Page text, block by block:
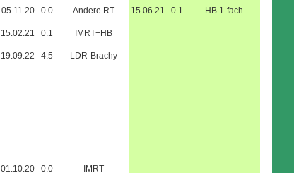
05.11.20 0.0 Andere RT 15.06.21 0.1 HB 1-fach
15.02.21 0.1 IMRT+HB
19.09.22 4.5 LDR-Brachy
01.10.20 0.0 IMRT